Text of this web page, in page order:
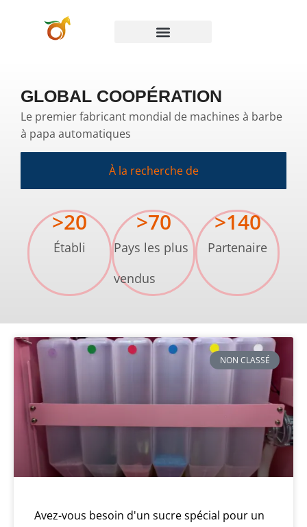
GLOBAL COOPÉRATION
Le premier fabricant mondial de machines à barbe
à papa automatiques
À la recherche de
Établi
>20
Pays les plus
vendus
>70
Partenaire
>140
NON CLASSÉ
Avez-vous besoin d'un sucre spécial pour un